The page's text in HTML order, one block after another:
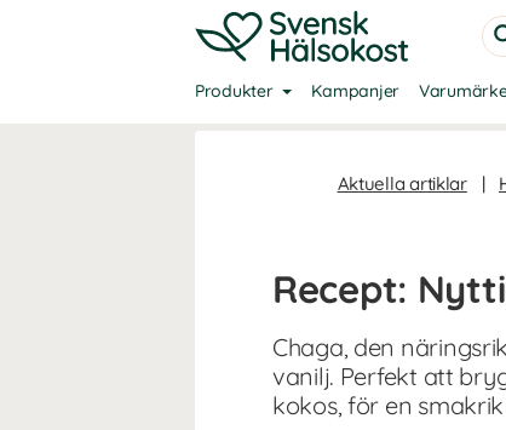
Produkter Kampanjer
Aktuella artiklar |
Recept:
Chaga, den
vanilj. Perfekt att
kokos, för en